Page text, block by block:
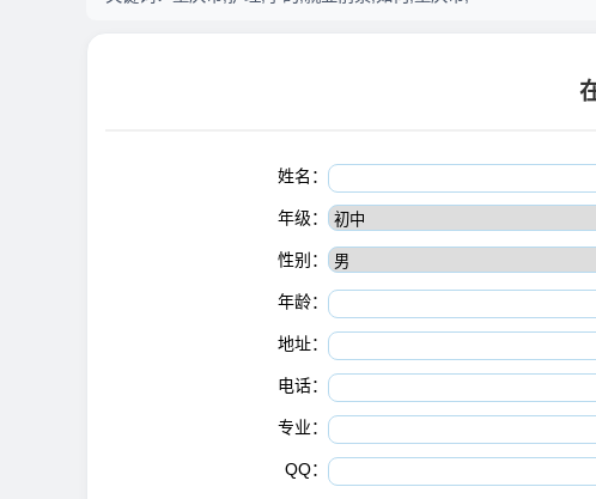
姓名：
年级：
性别：
年龄：
地址：
电话：
专业：
QQ：